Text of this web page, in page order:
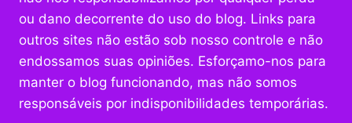
ou dano decorrente do uso do blog. Links para
outros sites não estão sob nosso controle e não
endossamos suas opiniões. Esforçamo-nos para
manter o blog funcionando, mas não somos
responsáveis por indisponibilidades temporárias.